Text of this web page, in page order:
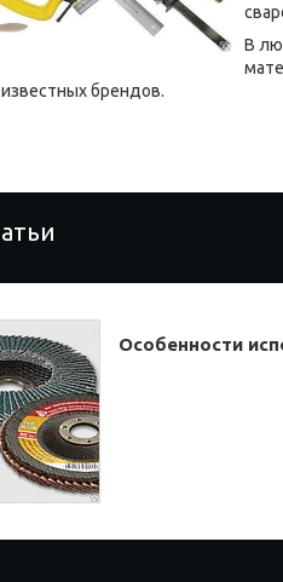
В
брендов.
Особенности